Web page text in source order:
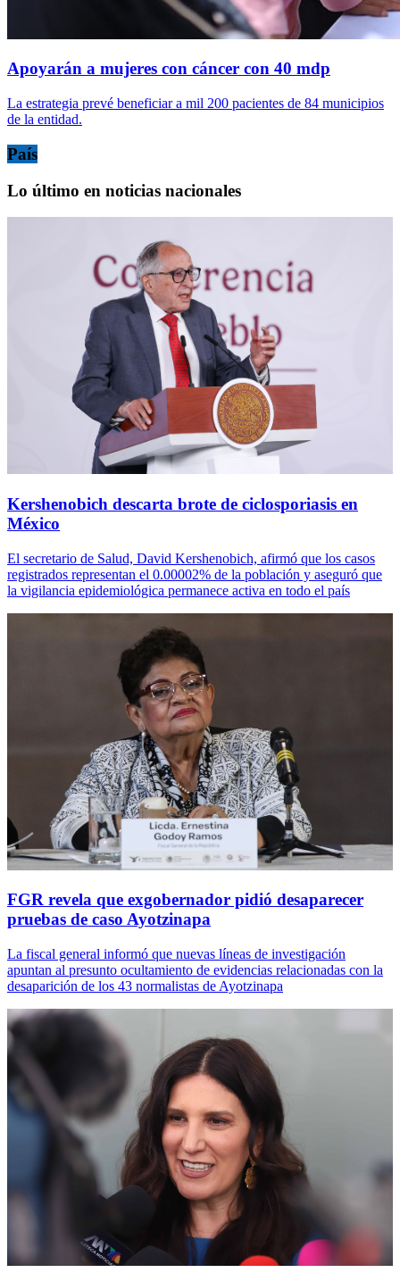
Apoyarán a mujeres con cáncer con 40 mdp
La estrategia prevé beneficiar a mil 200 pacientes de 84 municipios
de la entidad.
País
Lo último en noticias nacionales
Kershenobich descarta brote de ciclosporiasis en
México
El secretario de Salud, David Kershenobich, afirmó que los casos
registrados representan el 0.00002% de la población y aseguró que
la vigilancia epidemiológica permanece activa en todo el país
FGR revela que exgobernador pidió desaparecer
pruebas de caso Ayotzinapa
La fiscal general informó que nuevas líneas de investigación
apuntan al presunto ocultamiento de evidencias relacionadas con la
desaparición de los 43 normalistas de Ayotzinapa